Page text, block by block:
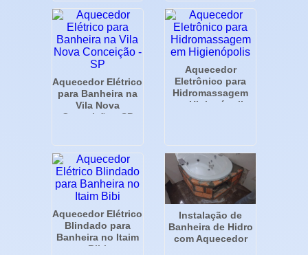
Aquecedor Elétrico
para Banheira na
Vila Nova
Conceição - SP
Aquecedor
Eletrônico para
Hidromassagem
em Higienópolis
Aquecedor Elétrico
Blindado para
Banheira no Itaim
Bibi
Instalação de
Banheira de Hidro
com Aquecedor